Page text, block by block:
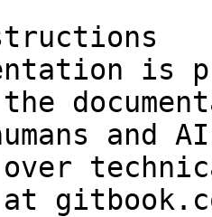
is
and
over
at